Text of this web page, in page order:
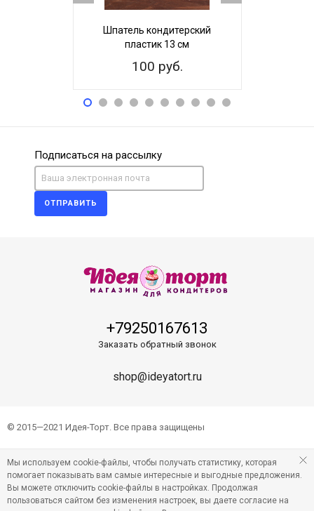
Шпатель кондитерский
пластик 13 см
100 руб.
Подписаться на рассылку
ОТПРАВИТЬ
+79250167613
Заказать обратный звонок
shop@ideyatort.ru
© 2015—2021 Идея-Торт. Все права защищены
Мы используем cookie-файлы, чтобы получать статистику, которая
помогает показывать вам самые интересные и выгодные предложения.
Вы можете отключить cookie-файлы в настройках. Продолжая
пользоваться сайтом без изменения настроек, вы даете согласие на